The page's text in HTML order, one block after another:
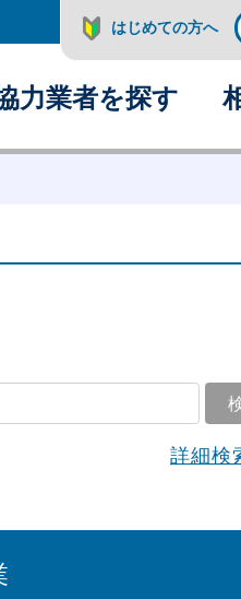
はじめての方へ
力業者を探す
詳細検